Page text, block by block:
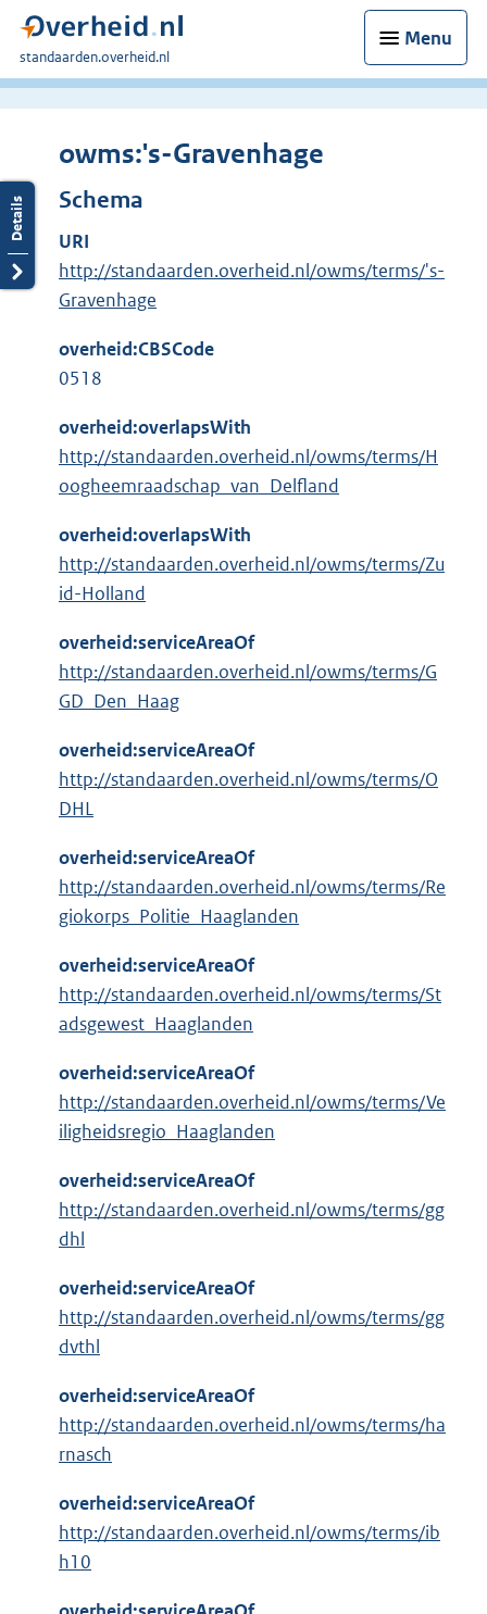
Menu
U
bent
standaarden.overheid.nl
owms:'s-Gravenhage
Schema
URI
http://standaarden.overheid.nl/owms/terms/'s-
Gravenhage
overheid:CBSCode
0518
overheid:overlapsWith
http://standaarden.overheid.nl/owms/terms/H
oogheemraadschap_van_Delfland
overheid:overlapsWith
http://standaarden.overheid.nl/owms/terms/Zu
id-Holland
overheid:serviceAreaOf
http://standaarden.overheid.nl/owms/terms/G
GD_Den_Haag
overheid:serviceAreaOf
http://standaarden.overheid.nl/owms/terms/O
DHL
overheid:serviceAreaOf
http://standaarden.overheid.nl/owms/terms/Re
giokorps_Politie_Haaglanden
overheid:serviceAreaOf
http://standaarden.overheid.nl/owms/terms/St
adsgewest_Haaglanden
overheid:serviceAreaOf
http://standaarden.overheid.nl/owms/terms/Ve
iligheidsregio_Haaglanden
overheid:serviceAreaOf
http://standaarden.overheid.nl/owms/terms/gg
dhl
overheid:serviceAreaOf
http://standaarden.overheid.nl/owms/terms/gg
dvthl
overheid:serviceAreaOf
http://standaarden.overheid.nl/owms/terms/ha
rnasch
overheid:serviceAreaOf
http://standaarden.overheid.nl/owms/terms/ib
h10